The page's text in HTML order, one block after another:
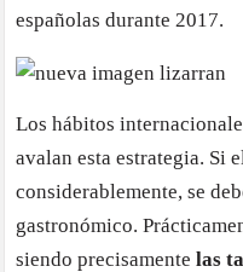
españolas durante 2017.
Los hábitos
avalan esta estrategia. Si
considerablemente, se
gastronómico.
siendo precisamentelas